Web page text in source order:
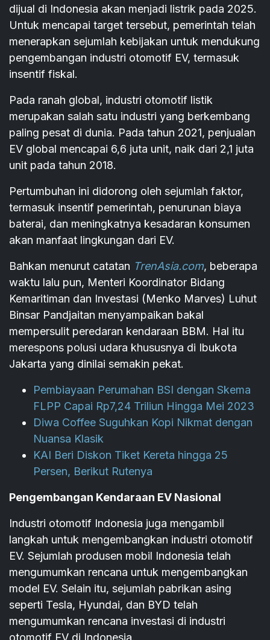
dijual di Indonesia akan menjadi listrik pada 2025.
Untuk mencapai target tersebut, pemerintah telah
menerapkan sejumlah kebijakan untuk mendukung
pengembangan industri otomotif EV, termasuk
insentif fiskal.
Pada ranah global, industri otomotif listik
merupakan salah satu industri yang berkembang
paling pesat di dunia. Pada tahun 2021, penjualan
EV global mencapai 6,6 juta unit, naik dari 2,1 juta
unit pada tahun 2018.
Pertumbuhan ini didorong oleh sejumlah faktor,
termasuk insentif pemerintah, penurunan biaya
baterai, dan meningkatnya kesadaran konsumen
akan manfaat lingkungan dari EV.
Bahkan menurut catatan TrenAsia.com, beberapa
waktu lalu pun, Menteri Koordinator Bidang
Kemaritiman dan Investasi (Menko Marves) Luhut
Binsar Pandjaitan menyampaikan bakal
mempersulit peredaran kendaraan BBM. Hal itu
merespons polusi udara khususnya di Ibukota
Jakarta yang dinilai semakin pekat.
Pembiayaan Perumahan BSI dengan Skema
FLPP Capai Rp7,24 Triliun Hingga Mei 2023
Diwa Coffee Suguhkan Kopi Nikmat dengan
Nuansa Klasik
KAI Beri Diskon Tiket Kereta hingga 25
Persen, Berikut Rutenya
Pengembangan Kendaraan EV Nasional
Industri otomotif Indonesia juga mengambil
langkah untuk mengembangkan industri otomotif
EV. Sejumlah produsen mobil Indonesia telah
mengumumkan rencana untuk mengembangkan
model EV. Selain itu, sejumlah pabrikan asing
seperti Tesla, Hyundai, dan BYD telah
mengumumkan rencana investasi di industri